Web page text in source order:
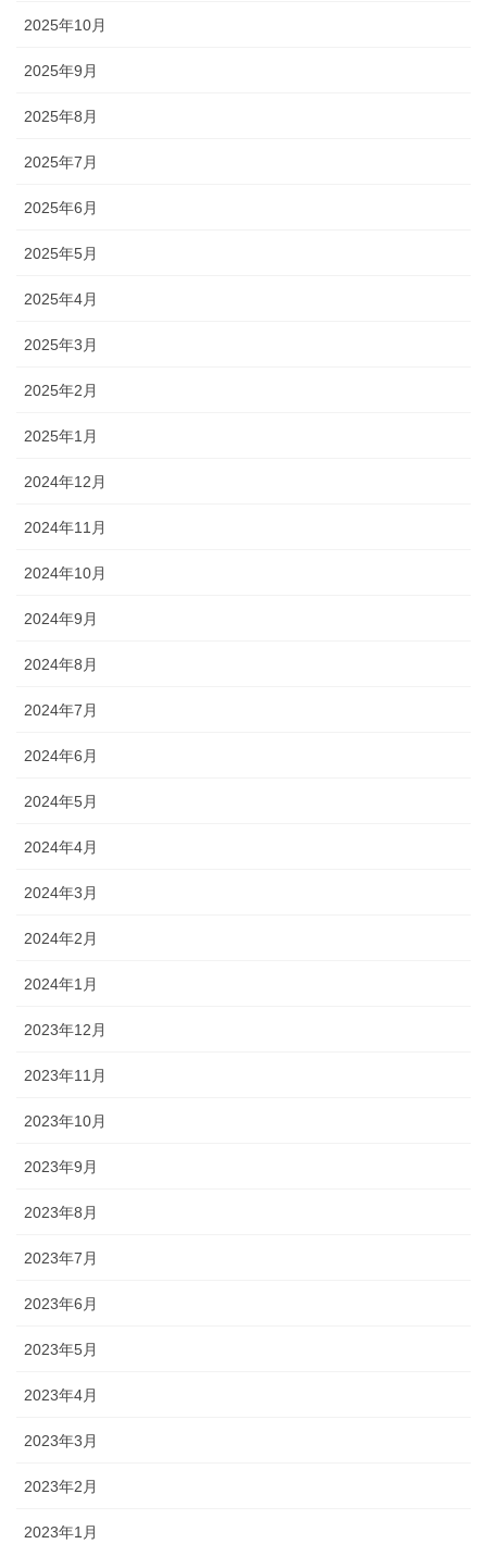
2025年10月
2025年9月
2025年8月
2025年7月
2025年6月
2025年5月
2025年4月
2025年3月
2025年2月
2025年1月
2024年12月
2024年11月
2024年10月
2024年9月
2024年8月
2024年7月
2024年6月
2024年5月
2024年4月
2024年3月
2024年2月
2024年1月
2023年12月
2023年11月
2023年10月
2023年9月
2023年8月
2023年7月
2023年6月
2023年5月
2023年4月
2023年3月
2023年2月
2023年1月